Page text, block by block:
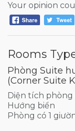
Your opinion
Rooms
Phòng Suite
(Corner Suite
Diện tích phòng
Hướng biển
Phòng có 1